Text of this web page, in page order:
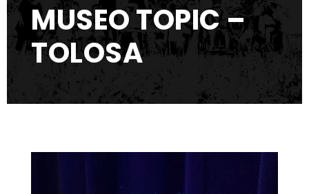
MUSEO TOPIC –
TOLOSA